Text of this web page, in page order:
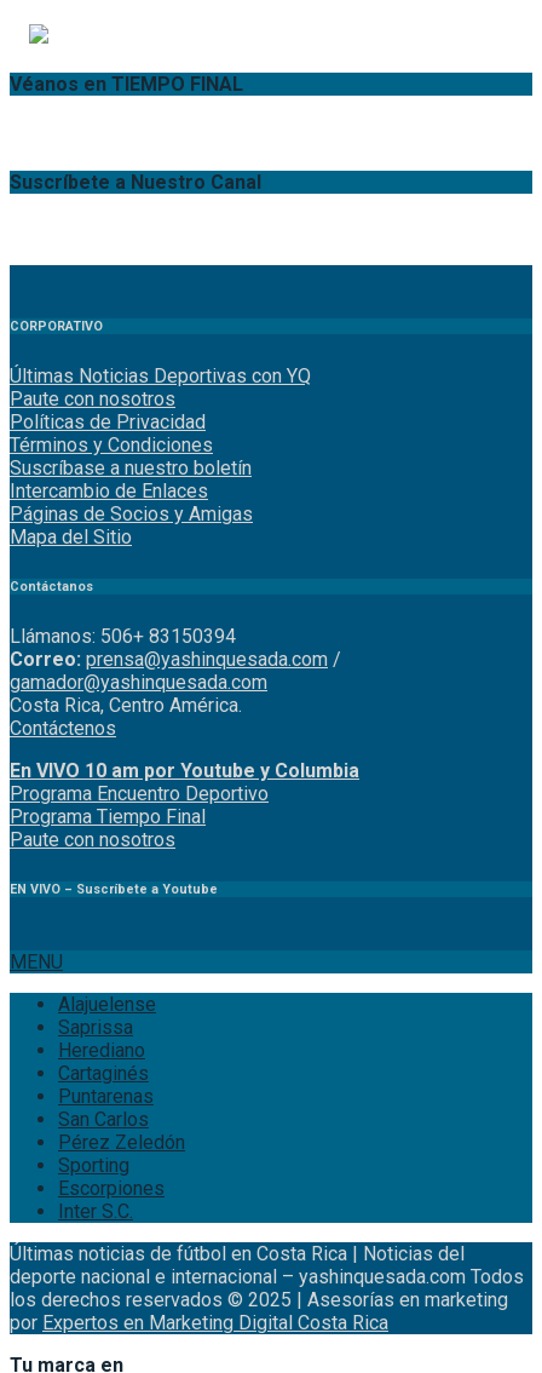
Véanos en TIEMPO FINAL
Suscríbete a Nuestro Canal
CORPORATIVO
Últimas Noticias Deportivas con YQ
Paute con nosotros
Políticas de Privacidad
Términos y Condiciones
Suscríbase a nuestro boletín
Intercambio de Enlaces
Páginas de Socios y Amigas
Mapa del Sitio
Contáctanos
Llámanos: 506+ 83150394
Correo: prensa@yashinquesada.com /
gamador@yashinquesada.com
Costa Rica, Centro América.
Contáctenos
En VIVO 10 am por Youtube y Columbia
Programa Encuentro Deportivo
Programa Tiempo Final
Paute con nosotros
EN VIVO – Suscríbete a Youtube
MENU
Alajuelense
Saprissa
Herediano
Cartaginés
Puntarenas
San Carlos
Pérez Zeledón
Sporting
Escorpiones
Inter S.C.
Últimas noticias de fútbol en Costa Rica | Noticias del
deporte nacional e internacional – yashinquesada.com Todos
los derechos reservados © 2025 | Asesorías en marketing
por Expertos en Marketing Digital Costa Rica
Tu marca en